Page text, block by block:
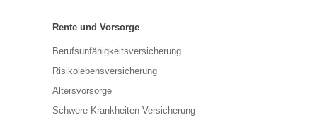
Rente und Vorsorge
Berufs­unfähigkeitsversicherung
Risikolebensversicherung
Altersvorsorge
Schwere Krankheiten Versicherung